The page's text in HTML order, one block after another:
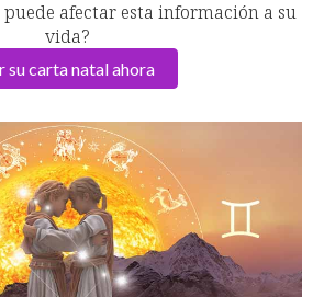
puede afectar esta información a su
vida?
su carta natal ahora